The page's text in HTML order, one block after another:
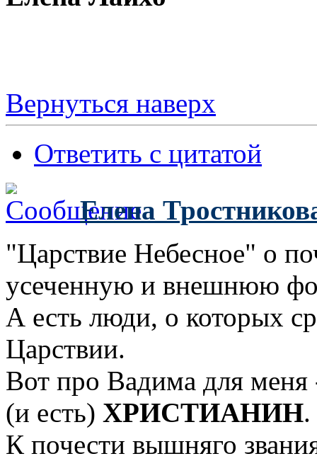
Вернуться наверх
Ответить с цитатой
Елена
"Царствие Небесное" о
усеченную и внешнюю
А есть люди, о которых
Царствии.
Вот про Вадима для меня
(и есть) ХРИСТИАНИН.
К почести вышняго